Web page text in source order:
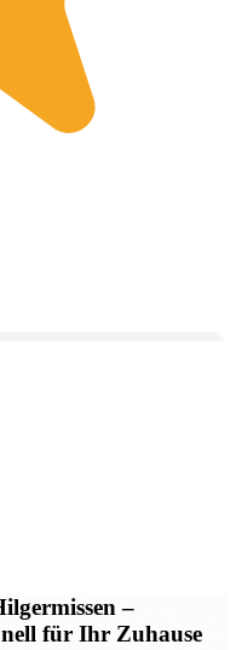
–
für Ihr Zuhause